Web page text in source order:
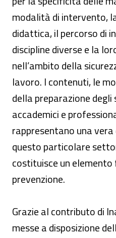
modalità di intervento,
didattica, il percorso di
discipline diverse e la
nell’ambito della
lavoro. I contenuti, le
della preparazione
accademici e
rappresentano una
questo particolare
costituisce un
prevenzione.
Grazie al contributo di
messe a disposizione